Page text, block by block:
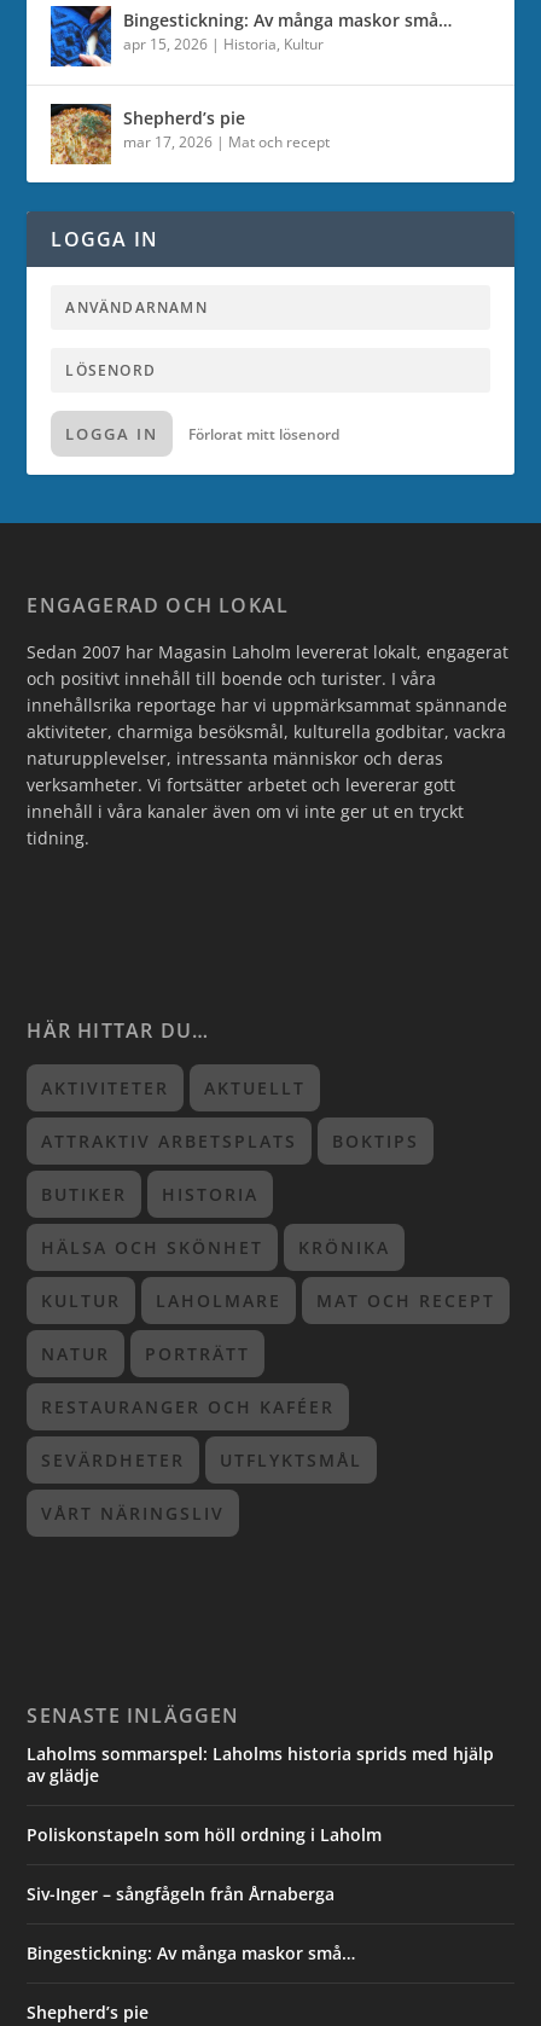
Bingestickning: Av många maskor små…
apr 15, 2026 | Historia, Kultur
Shepherd’s pie
mar 17, 2026 | Mat och recept
LOGGA IN
LOGGA IN Förlorat mitt lösenord
ENGAGERAD OCH LOKAL
Sedan 2007 har Magasin Laholm levererat lokalt, engagerat
och positivt innehåll till boende och turister. I våra
innehållsrika reportage har vi uppmärksammat spännande
aktiviteter, charmiga besöksmål, kulturella godbitar, vackra
naturupplevelser, intressanta människor och deras
verksamheter. Vi fortsätter arbetet och levererar gott
innehåll i våra kanaler även om vi inte ger ut en tryckt
tidning.
HÄR HITTAR DU…
AKTIVITETER AKTUELLT
ATTRAKTIV ARBETSPLATS BOKTIPS
BUTIKER HISTORIA
HÄLSA OCH SKÖNHET KRÖNIKA
KULTUR LAHOLMARE MAT OCH RECEPT
NATUR PORTRÄTT
RESTAURANGER OCH KAFÉER
SEVÄRDHETER UTFLYKTSMÅL
VÅRT NÄRINGSLIV
SENASTE INLÄGGEN
Laholms sommarspel: Laholms historia sprids med hjälp
av glädje
Poliskonstapeln som höll ordning i Laholm
Siv-Inger – sångfågeln från Årnaberga
Bingestickning: Av många maskor små…
Shepherd’s pie